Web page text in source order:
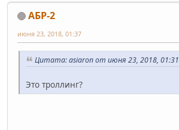
АБР-2
июня 23, 2018, 01:37
Цитата: asiaron от июня 23, 2018, 01:31
Это троллинг?